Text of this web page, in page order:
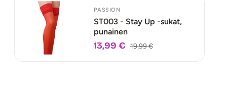
PASSION
ST003 - Stay Up -sukat,
punainen
13,99 € 19,99 €